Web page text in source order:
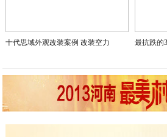
十代思域外观改装案例 改装空力 最抗跌的